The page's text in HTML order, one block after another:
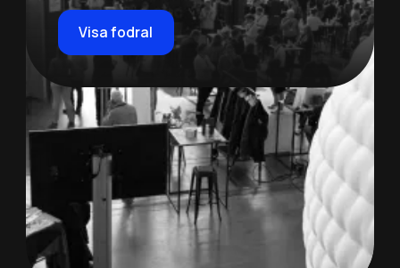
Visa fodral